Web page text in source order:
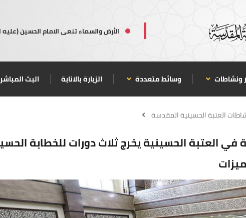
الأرض والسماء تنعى الامام الحسين
ونشاطات وسائط متعددة الزيارة بالانابة البث المباشر
العتبة الحسينية المقدسة
العتبة الحسينية يخرج ثلاث دورات للخطابة